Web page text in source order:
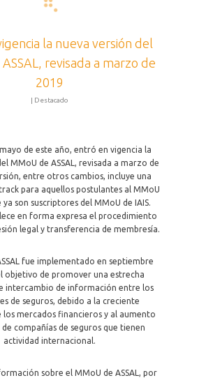
la nueva versión del
revisada a marzo de
2019
| Destacado
de este año, entró en vigencia la
MMoU de ASSAL, revisada a marzo de
entre otros cambios, incluye una
para aquellos postulantes al MMoU
ya son suscriptores del MMoU de IAIS.
en forma expresa el procedimiento
legal y transferencia de membresía.
fue implementado en septiembre
objetivo de promover una estrecha
intercambio de información entre los
de seguros, debido a la creciente
los mercados financieros y al aumento
compañías de seguros que tienen
actividad internacional.
sobre el MMoU de ASSAL, por